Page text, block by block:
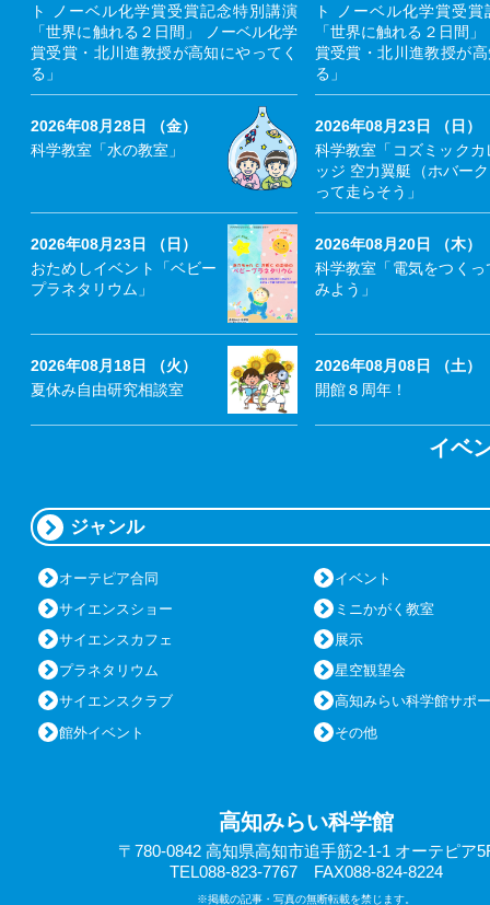
ト ノーベル化学賞受賞記念特別講演
「世界に触れる２日間」 ノーベル化学
賞受賞・北川進教授が高知にやってく
る」
ト ノーベル化学賞受
「世界に触れる２日間
賞受賞・北川進教授が
る」
2026年08月28日 （金）
科学教室「水の教室」
2026年08月23日 （日）
科学教室「コズミックカ
ッジ 空力翼艇（ホバー
って走らそう」
2026年08月23日 （日）
おためしイベント「ベビー
プラネタリウム」
2026年08月20日 （木）
科学教室「電気をつくっ
みよう」
2026年08月18日 （火）
夏休み自由研究相談室
2026年08月08日 （土）
開館８周年！
イベ
ジャンル
オーテピア合同
イベント
サイエンスショー
ミニかがく教室
サイエンスカフェ
展示
プラネタリウム
星空観望会
サイエンスクラブ
高知みらい科学館サポ
館外イベント
その他
高知みらい科学館
〒780-0842 高知県高知市追手筋2-1-1 オーテピア
TEL088-823-7767 FAX088-824-8224
※掲載の記事・写真の無断転載を禁じます。